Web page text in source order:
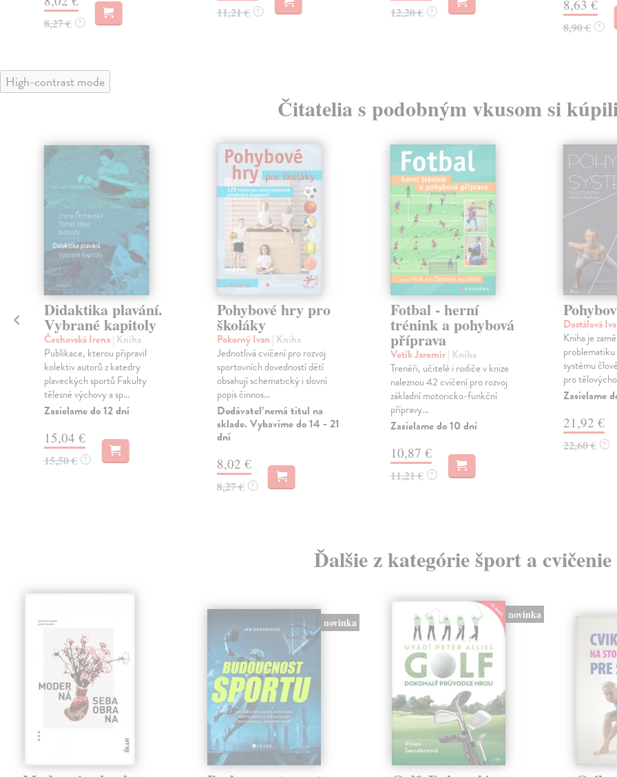
8,27 € ?
11,21 € ? 12,20 € ? 8,63 €
8,90 € ?
High-contrast mode
Čitatelia s podobným vkusom si
Didaktika plavání.
Vybrané kapitoly
Čechovská Irena| Kniha
Publikace, kterou připravil
kolektiv autorů z katedry
plaveckých sportů Fakulty
tělesné výchovy a sp...
Zasielame do 12 dní
15,04 €
15,50 € ?
Pohybové hry pro
školáky
Pokorný Ivan | Kniha
Jednotlivá cvičení pro rozvoj
sportovních dovedností dětí
obsahují schematický i slovní
popis činnos...
Dodávateľ nemá titul na
sklade. Vybavíme do 14 - 21
dní
8,02 €
8,27 € ?
Fotbal - herní
trénink a pohybová
příprava
Votík Jaromír| Kniha
Trenéři, učitelé i rodiče v knize
naleznou 42 cvičení pro rozvoj
základní motoricko-funkční
přípravy...
Zasielame do 10 dní
10,87 €
11,21 € ?
Dostálová
Kniha je
systému
pro
Zasielame
21,92 €
22,60 € ?
Ďalšie z kategórie šport a cvičenie
novinka
novinka